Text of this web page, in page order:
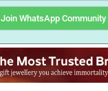
Join WhatsApp Community